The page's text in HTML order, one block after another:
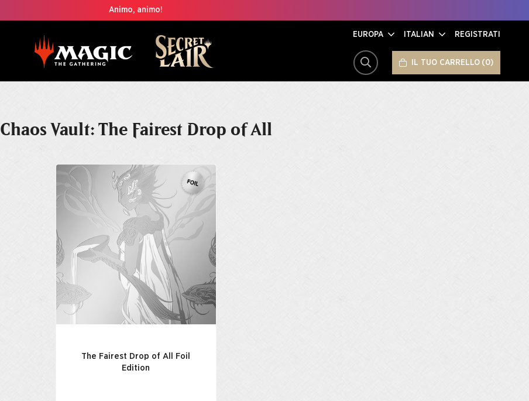
Animo, animo!
EUROPA ITALIAN REGISTRATI
CERCA IL TUO CARRELLO 0
Chaos Vault: The Fairest Drop of All
The Fairest Drop of All Foil
Edition